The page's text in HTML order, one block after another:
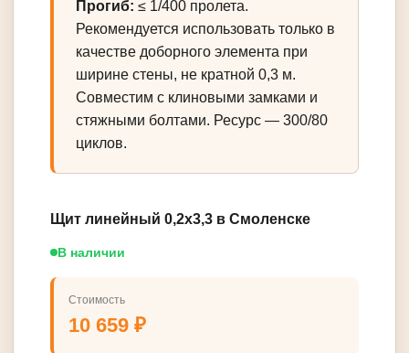
Прогиб: ≤ 1/400 пролета.
Рекомендуется использовать только в
качестве доборного элемента при
ширине стены, не кратной 0,3 м.
Совместим с клиновыми замками и
стяжными болтами. Ресурс — 300/80
циклов.
Щит линейный 0,2х3,3 в Смоленске
В наличии
Стоимость
10 659 ₽